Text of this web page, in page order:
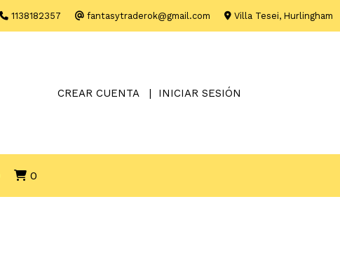
1138182357 fantasytraderok@gmail.com Villa Tesei, Hurlingham
CREAR CUENTA INICIAR SESIÓN
0